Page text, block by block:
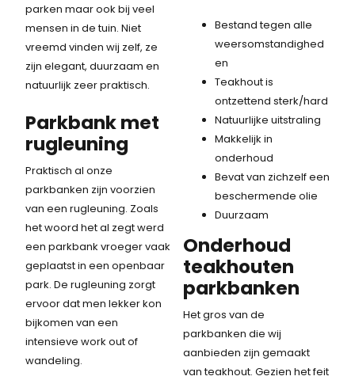
parken maar ook bij veel
mensen in de tuin. Niet
vreemd vinden wij zelf, ze
zijn elegant, duurzaam en
natuurlijk zeer praktisch.
Parkbank met
rugleuning
Praktisch al onze
parkbanken zijn voorzien
van een rugleuning. Zoals
het woord het al zegt werd
een parkbank vroeger vaak
geplaatst in een openbaar
park. De rugleuning zorgt
ervoor dat men lekker kon
bijkomen van een
intensieve work out of
wandeling.
Bestand tegen alle
weersomstandighed
en
Teakhout is
ontzettend sterk/hard
Natuurlijke uitstraling
Makkelijk in
onderhoud
Bevat van zichzelf een
beschermende olie
Duurzaam
Onderhoud
teakhouten
parkbanken
Het gros van de
parkbanken die wij
aanbieden zijn gemaakt
van teakhout. Gezien het feit